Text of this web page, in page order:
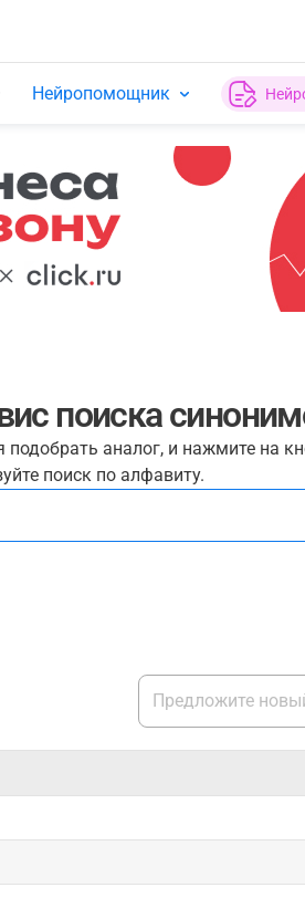
Нейропомощник
поиска
подобрать аналог, и нажмите на
поиск по алфавиту.